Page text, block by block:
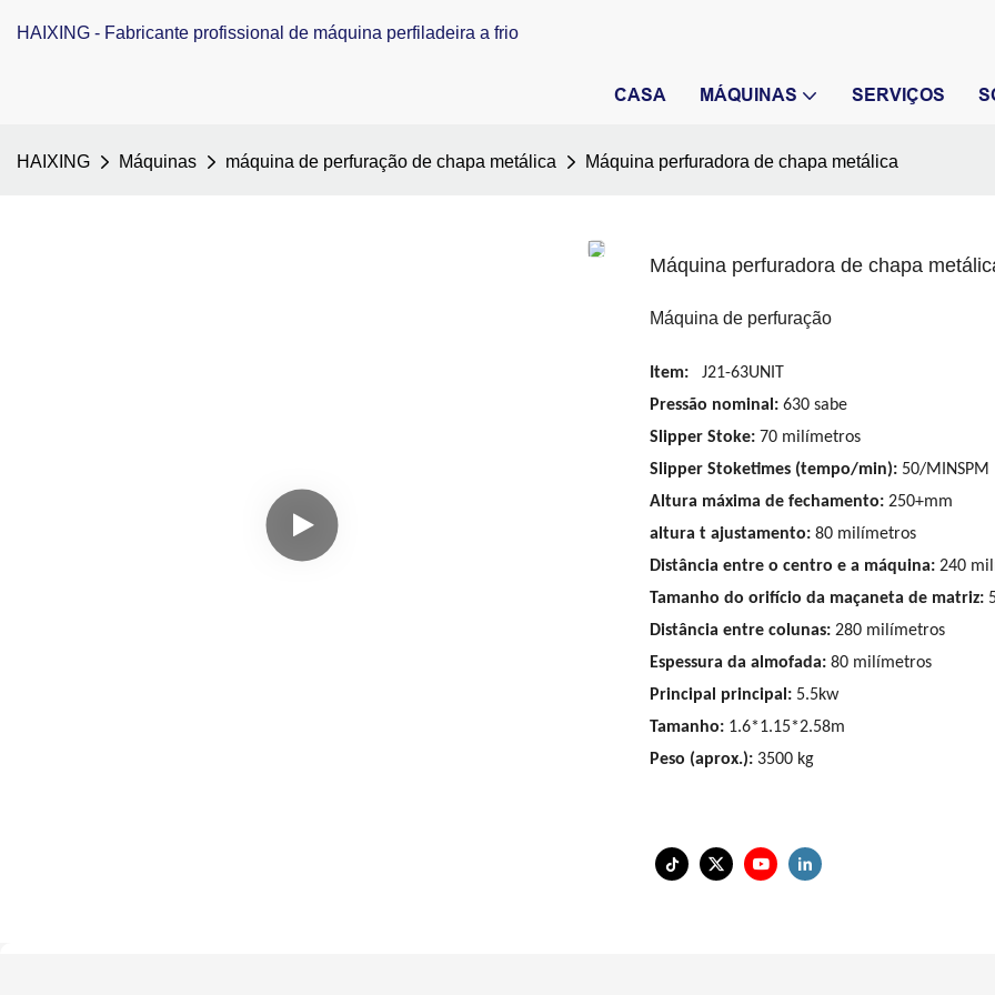
HAIXING - Fabricante profissional de máquina perfiladeira a frio
CASA MÁQUINAS SERVIÇOS
HAIXING Máquinas máquina de perfuração de chapa metálica Máquina perfuradora de chapa metálica
Máquina perfuradora de chapa
Máquina de perfuração
Item:
J21-63UNIT
Pressão nominal: 630 sabe
Slipper Stoke: 70 milímetros
Slipper Stoketimes (tempo/min): 50/MINSPM
Altura máxima de fechamento: 250+mm
altura t ajustamento: 80 milímetros
Distância entre o centro e a máquina: 240
Tamanho do orifício da maçaneta de matriz:
Distância entre colunas: 280 milímetros
Espessura da almofada: 80 milímetros
Principal principal: 5.5kw
Tamanho: 1.6*1.15*2.58m
Peso (aprox.): 3500 kg